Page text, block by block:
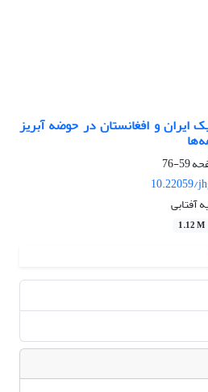
ایران و افغانستان در حوضه آبریز
59-76
10.22059/
آفتابی
1.12 M